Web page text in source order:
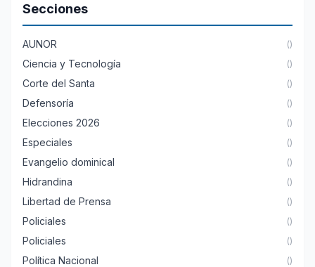
Secciones
AUNOR ()
Ciencia y Tecnología ()
Corte del Santa ()
Defensoría ()
Elecciones 2026 ()
Especiales ()
Evangelio dominical ()
Hidrandina ()
Libertad de Prensa ()
Policiales ()
Policiales ()
Política Nacional ()